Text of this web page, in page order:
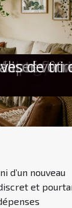
d’un nouveau
et
la bonne
à
de tri